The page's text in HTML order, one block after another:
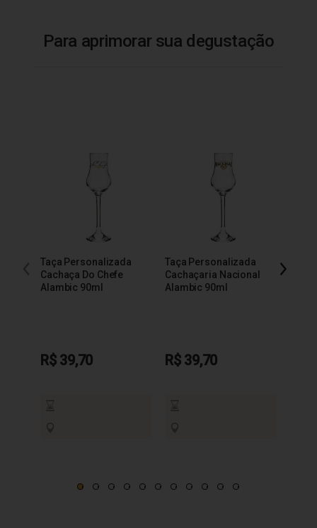
Para aprimorar sua degustação
Taça Personalizada
Cachaça Do Chefe
Alambic 90ml
R$ 39,70
Taça Personalizada
Cachaçaria Nacional
Alambic 90ml
R$ 39,70